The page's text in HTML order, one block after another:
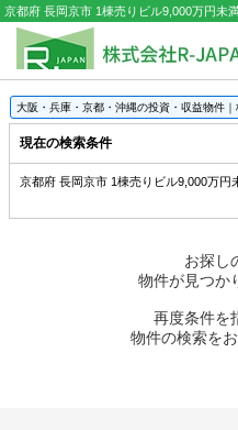
京都府 長岡京市 1棟売りビル9,000万円未
大阪・兵庫・京都・沖縄の投資・収益物件｜
現在の検索条件
京都府 長岡京市 1棟売りビル9,000万円
お探し
物件が見つか
再度条件を
物件の検索を